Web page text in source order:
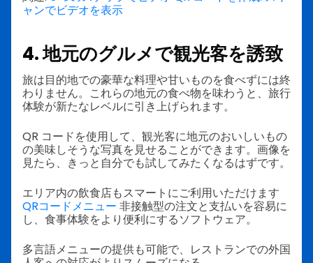
ャンでビデオを表示
4. 地元のグルメで観光客を誘致
旅は目的地での豪華な料理や甘いものを食べずには終
わりません。これらの地元の食べ物を味わうと、旅行
体験が新たなレベルに引き上げられます。
QR コードを使用して、観光客に地元のおいしいもの
の美味しそうな写真を見せることができます。画像を
見たら、きっと自分でも試してみたくなるはずです。
エリア内の飲食店もスマートにご利用いただけます
QRコードメニュー 非接触型の注文と支払いを容易に
し、食事体験をより便利にするソフトウェア。
多言語メニューの提供も可能で、レストランでの外国